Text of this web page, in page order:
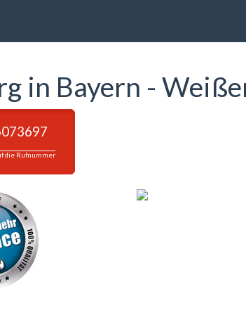
in Bayern -
die Rufnummer